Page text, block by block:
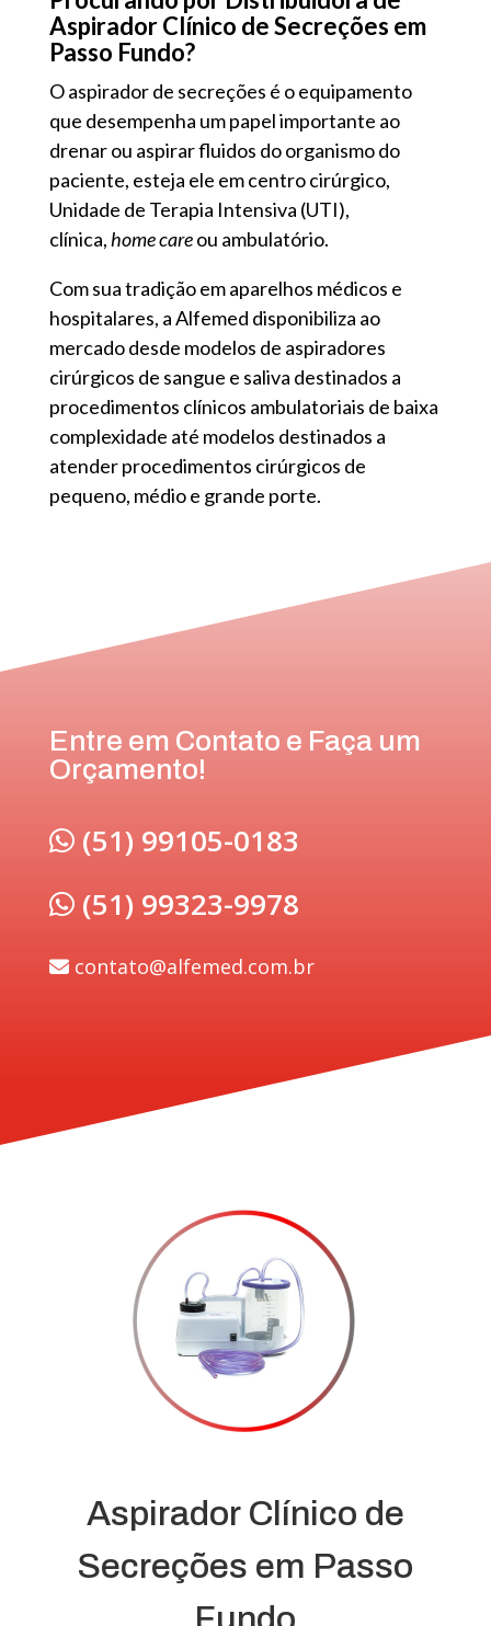
Aspirador Clínico de Secreções em
Passo Fundo?
O aspirador de secreções é o equipamento
que desempenha um papel importante ao
drenar ou aspirar fluidos do organismo do
paciente, esteja ele em centro cirúrgico,
Unidade de Terapia Intensiva (UTI),
clínica,home careou ambulatório.
Com sua tradição em aparelhos médicos e
hospitalares, a Alfemed disponibiliza ao
mercado desde modelos de aspiradores
cirúrgicos de sangue e saliva destinados a
procedimentos clínicos ambulatoriais de baixa
complexidade até modelos destinados a
atender procedimentos cirúrgicos de
pequeno, médio e grande porte.
Entre em Contato e Faça um
Orçamento!
(51) 99105-0183
(51) 99323-9978
contato@alfemed.com.br
Aspirador Clínico de
Secreções em Passo